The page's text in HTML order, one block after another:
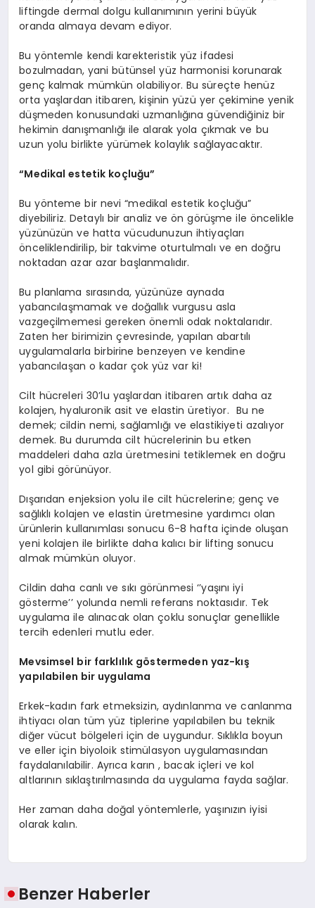
liftingde dermal dolgu kullanımının yerini büyük
oranda almaya devam ediyor.
Bu yöntemle kendi karekteristik yüz ifadesi
bozulmadan, yani bütünsel yüz harmonisi korunarak
genç kalmak mümkün olabiliyor. Bu süreçte henüz
orta yaşlardan itibaren, kişinin yüzü yer çekimine yenik
düşmeden konusundaki uzmanlığına güvendiğiniz bir
hekimin danışmanlığı ile alarak yola çıkmak ve bu
uzun yolu birlikte yürümek kolaylık sağlayacaktır.
“Medikal estetik koçluğu”
Bu yönteme bir nevi “medikal estetik koçluğu”
diyebiliriz. Detaylı bir analiz ve ön görüşme ile öncelikle
yüzünüzün ve hatta vücudunuzun ihtiyaçları
önceliklendirilip, bir takvime oturtulmalı ve en doğru
noktadan azar azar başlanmalıdır.
Bu planlama sırasında, yüzünüze aynada
yabancılaşmamak ve doğallık vurgusu asla
vazgeçilmemesi gereken önemli odak noktalarıdır.
Zaten her birimizin çevresinde, yapılan abartılı
uygulamalarla birbirine benzeyen ve kendine
yabancılaşan o kadar çok yüz var ki!
Cilt hücreleri 30’lu yaşlardan itibaren artık daha az
kolajen, hyaluronik asit ve elastin üretiyor. Bu ne
demek; cildin nemi, sağlamlığı ve elastikiyeti azalıyor
demek. Bu durumda cilt hücrelerinin bu etken
maddeleri daha azla üretmesini tetiklemek en doğru
yol gibi görünüyor.
Dışarıdan enjeksion yolu ile cilt hücrelerine; genç ve
sağlıklı kolajen ve elastin üretmesine yardımcı olan
ürünlerin kullanımlası sonucu 6-8 hafta içinde oluşan
yeni kolajen ile birlikte daha kalıcı bir lifting sonucu
almak mümkün oluyor.
Cildin daha canlı ve sıkı görünmesi ‘’yaşını iyi
gösterme’’ yolunda nemli referans noktasıdır. Tek
uygulama ile alınacak olan çoklu sonuçlar genellikle
tercih edenleri mutlu eder.
Mevsimsel bir farklılık göstermeden yaz-kış
yapılabilen bir uygulama
Erkek-kadın fark etmeksizin, aydınlanma ve canlanma
ihtiyacı olan tüm yüz tiplerine yapılabilen bu teknik
diğer vücut bölgeleri için de uygundur. Sıklıkla boyun
ve eller için biyoloik stimülasyon uygulamasından
faydalanılabilir. Ayrıca karın , bacak içleri ve kol
altlarının sıklaştırılmasında da uygulama fayda sağlar.
Her zaman daha doğal yöntemlerle, yaşınızın iyisi
olarak kalın.
Benzer Haberler